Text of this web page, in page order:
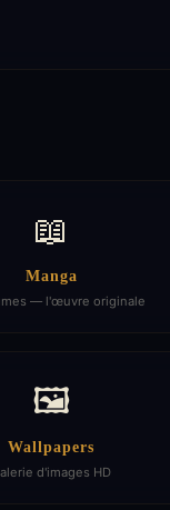
📖
Manga
— l'œuvre originale
🖼️
Wallpapers
d'images HD